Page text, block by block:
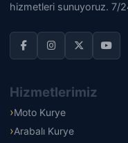
hizmetleri sunuyoruz. 7/
Hizmetlerimiz
Moto Kurye
Arabalı Kurye